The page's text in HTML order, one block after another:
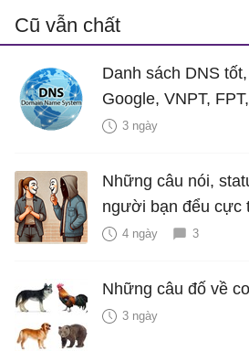
Cũ vẫn chất
Danh sách DNS
Google, VNPT,
3 ngày
Những câu nói,
người bạn đểu cực
4 ngày 3
Những câu đố về
3 ngày